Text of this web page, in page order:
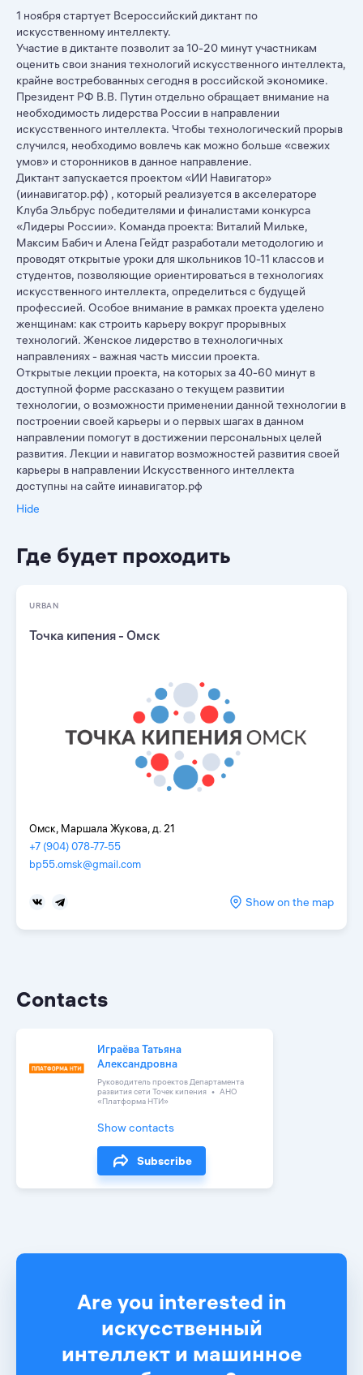
1 ноября стартует Всероссийский диктант по
искусственному интеллекту.
Участие в диктанте позволит за 10-20 минут участникам
оценить свои знания технологий искусственного интеллекта,
крайне востребованных сегодня в российской экономике.
Президент РФ В.В. Путин отдельно обращает внимание на
необходимость лидерства России в направлении
искусственного интеллекта. Чтобы технологический прорыв
случился, необходимо вовлечь как можно больше «свежих
умов» и сторонников в данное направление.
Диктант запускается проектом «ИИ Навигатор»
(иинавигатор.рф) , который реализуется в акселераторе
Клуба Эльбрус победителями и финалистами конкурса
«Лидеры России». Команда проекта: Виталий Мильке,
Максим Бабич и Алена Гейдт разработали методологию и
проводят открытые уроки для школьников 10-11 классов и
студентов, позволяющие ориентироваться в технологиях
искусственного интеллекта, определиться с будущей
профессией. Особое внимание в рамках проекта уделено
женщинам: как строить карьеру вокруг прорывных
технологий. Женское лидерство в технологичных
направлениях - важная часть миссии проекта.
Открытые лекции проекта, на которых за 40-60 минут в
доступной форме рассказано о текущем развитии
технологии, о возможности применении данной технологии в
построении своей карьеры и о первых шагах в данном
направлении помогут в достижении персональных целей
развития. Лекции и навигатор возможностей развития своей
карьеры в направлении Искусственного интеллекта
доступны на сайте иинавигатор.рф
Hide
Где будет проходить
URBAN
Точка кипения - Омск
Омск, Маршала Жукова, д. 21
+7 (904) 078-77-55
bp55.omsk@gmail.com
Show on the map
Contacts
Играёва Татьяна
Александровна
Руководитель проектов Департамента
развития сети Точек кипения
АНО
«Платформа НТИ»
Show contacts
Subscribe
Are you interested in
искусственный
интеллект и машинное